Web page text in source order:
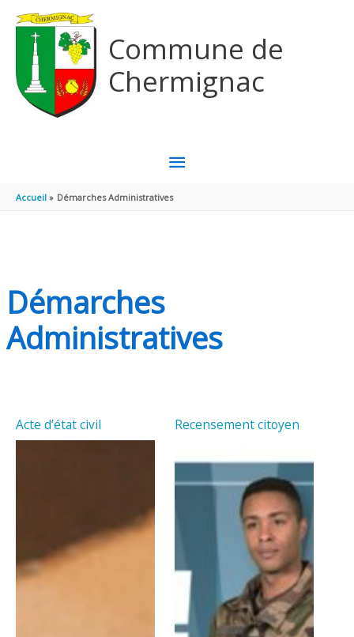
Commune de
Chermignac
MENU
PRINCIPAL
Accueil Démarches Administratives
Démarches
Administratives
Acte d’état civil Recensement citoyen